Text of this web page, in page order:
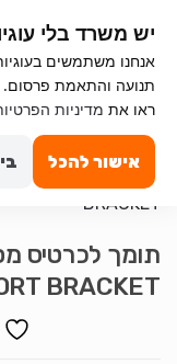
visibility_off השבת
סמן כותרות
צבע רקע
zoom_in זום
add_circle_outline
יש משרד בלי
תנועה והתאמת פרסום.
ראו את מדיניות
אישור להכל
navigation
content
BRACKET